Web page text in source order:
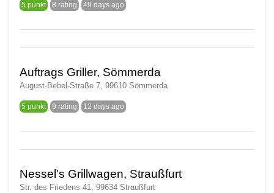
5 punkt 8 rating 49 days ago
Auftrags Griller, Sömmerda
August-Bebel-Straße 7, 99610 Sömmerda
5 punkt 9 rating 12 days ago
Nessel's Grillwagen, Straußfurt
Str. des Friedens 41, 99634 Straußfurt